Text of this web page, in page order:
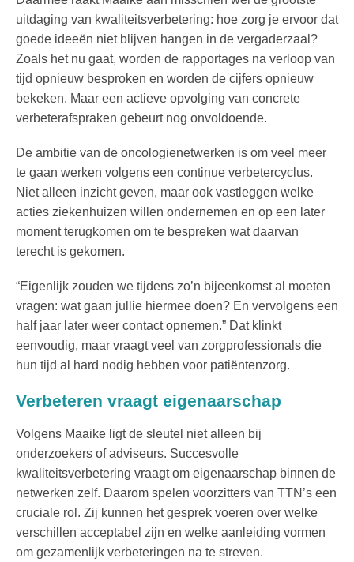
uitdaging van kwaliteitsverbetering: hoe zorg je ervoor dat
goede ideeën niet blijven hangen in de vergaderzaal?
Zoals het nu gaat, worden de rapportages na verloop van
tijd opnieuw besproken en worden de cijfers opnieuw
bekeken. Maar een actieve opvolging van concrete
verbeterafspraken gebeurt nog onvoldoende.
De ambitie van de oncologienetwerken is om veel meer
te gaan werken volgens een continue verbetercyclus.
Niet alleen inzicht geven, maar ook vastleggen welke
acties ziekenhuizen willen ondernemen en op een later
moment terugkomen om te bespreken wat daarvan
terecht is gekomen.
“Eigenlijk zouden we tijdens zo’n bijeenkomst al moeten
vragen: wat gaan jullie hiermee doen? En vervolgens een
half jaar later weer contact opnemen.” Dat klinkt
eenvoudig, maar vraagt veel van zorgprofessionals die
hun tijd al hard nodig hebben voor patiëntenzorg.
Verbeteren vraagt eigenaarschap
Volgens Maaike ligt de sleutel niet alleen bij
onderzoekers of adviseurs. Succesvolle
kwaliteitsverbetering vraagt om eigenaarschap binnen de
netwerken zelf. Daarom spelen voorzitters van TTN’s een
cruciale rol. Zij kunnen het gesprek voeren over welke
verschillen acceptabel zijn en welke aanleiding vormen
om gezamenlijk verbeteringen na te streven.